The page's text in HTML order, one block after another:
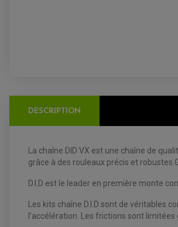
DESCRIPTION
La chaîne DID VX est une chaîne de
grâce à des rouleaux précis et
D.I.D est le leader en première monte
Les kits chaîne D.I.D sont de
l’accélération. Les frictions sont